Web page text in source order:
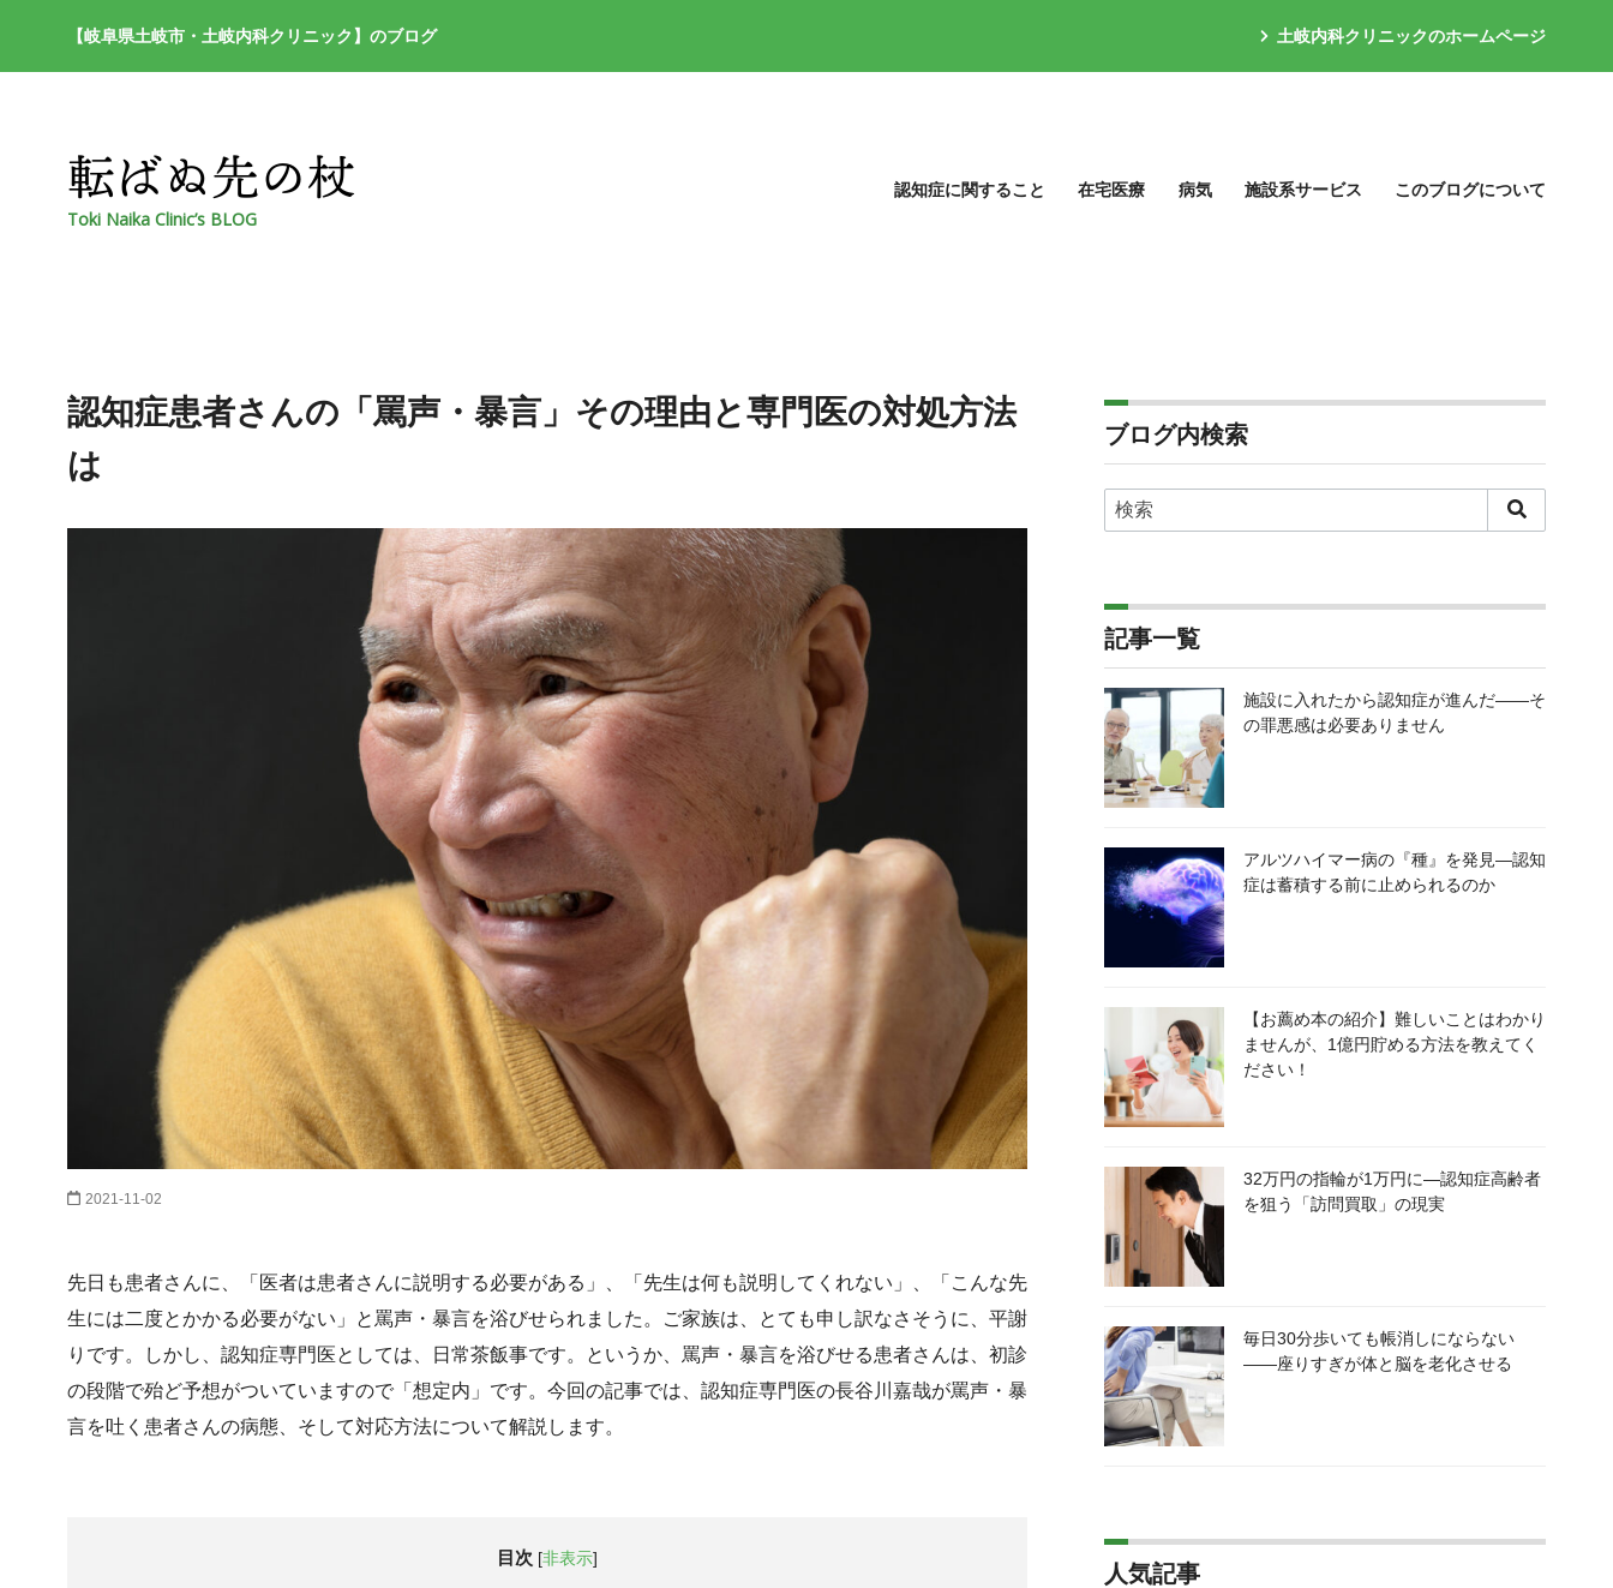
【岐阜県土岐市・土岐内科クリニック】のブログ 土岐内科クリニックのホームページ
Toki Naika Clinic’s BLOG
認知症に関すること 在宅医療 病気 施設系サービス このブログについて
認知症患者さんの「罵声・暴言」その理由と専門医の対処方法
は
2021-11-02
先日も患者さんに、「医者は患者さんに説明する必要がある」、「先生は何も説明してくれない」、「こんな先
生には二度とかかる必要がない」と罵声・暴言を浴びせられました。ご家族は、とても申し訳なさそうに、平謝
りです。しかし、認知症専門医としては、日常茶飯事です。というか、罵声・暴言を浴びせる患者さんは、初診
の段階で殆ど予想がついていますので「想定内」です。今回の記事では、認知症専門医の長谷川嘉哉が罵声・暴
言を吐く患者さんの病態、そして対応方法について解説します。
目次 [非表示]
ブログ内検索
記事一覧
施設に入れたから認知症が進んだ――そ
の罪悪感は必要ありません
アルツハイマー病の『種』を発見―認知
症は蓄積する前に止められるのか
【お薦め本の紹介】難しいことはわかり
ませんが、1億円貯める方法を教えてく
ださい！
32万円の指輪が1万円に―認知症高齢者
を狙う「訪問買取」の現実
毎日30分歩いても帳消しにならない
――座りすぎが体と脳を老化させる
人気記事